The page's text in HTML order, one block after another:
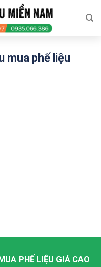
mua phế liệu
PHẾ LIỆU GIÁ CAO